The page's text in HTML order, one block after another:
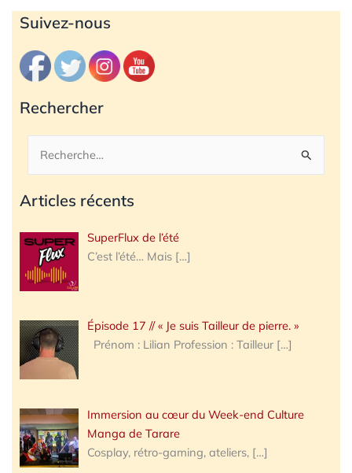
Suivez-nous
Rechercher
Rechercher :
Articles récents
SuperFlux de l’été
C’est l’été… Mais […]
Épisode 17 // « Je suis Tailleur de pierre. »
Prénom : Lilian Profession : Tailleur […]
Immersion au cœur du Week-end Culture
Manga de Tarare
Cosplay, rétro-gaming, ateliers, […]
Archives